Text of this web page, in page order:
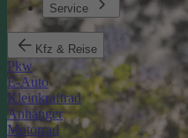
Service
Kfz & Reise
Pkw
E-Auto
Kleinkraftrad
Anhänger
Motorrad